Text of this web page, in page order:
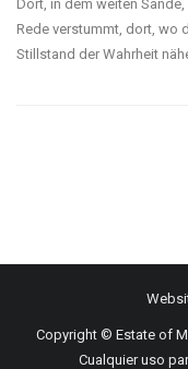
Dort, in dem weiten
Rede verstummt, dort, wo
Stillstand der Wahrheit
Copyright © Estate of
Cualquier uso